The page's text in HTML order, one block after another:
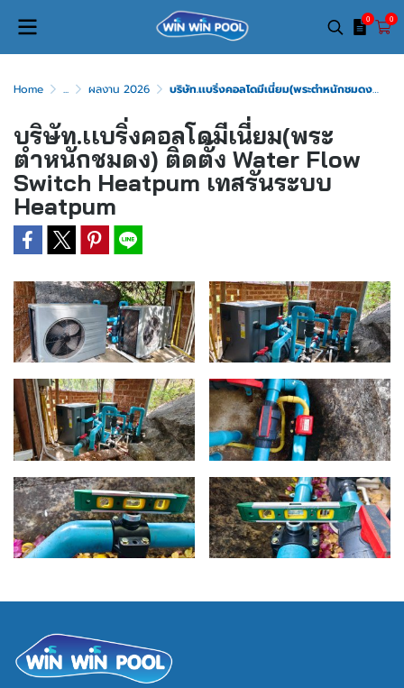
0 0
Home ... ผลงาน 2026 บริษัท.เเบริ่งคอลโดมีเนี่ยม(พระตำหนักชมดง) ติดตั้ง Water Flow Switch Heatpum เทสรันระบบ Heatpum
บริษัท.เเบริ่งคอลโดมีเนี่ยม(พระ
ตำหนักชมดง) ติดตั้ง Water Flow
Switch Heatpum เทสรันระบบ
Heatpum